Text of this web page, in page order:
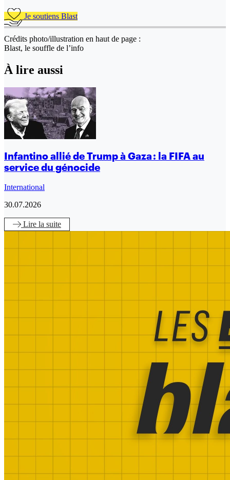
Je soutiens Blast
Crédits photo/illustration en haut de page :
Blast, le souffle de l’info
À lire aussi
Infantino allié de Trump à Gaza : la FIFA au
service du génocide
International
30.07.2026
Lire la suite